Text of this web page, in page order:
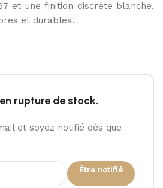
et une finition discrète blanche,
et durables.
rupture de stock.
et soyez notifié dès que
Être notifié